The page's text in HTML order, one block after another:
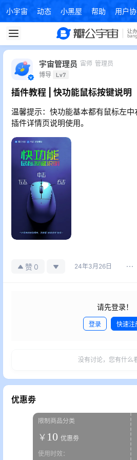
小宇宙 动态 小黑屋 帮助 用户
宇宙管理员 宙师 管理员
博导 Lv7
插件教程 | 快功能鼠标按键说明
温馨提示：快功能基本都有鼠标左
插件详情页说明使用。
赞 0 24年3月26日
请先登录！
登录 快速注
没有讨论，您有什么
优惠劵
限制商品分类
￥ 10 优惠劵
使用时效：